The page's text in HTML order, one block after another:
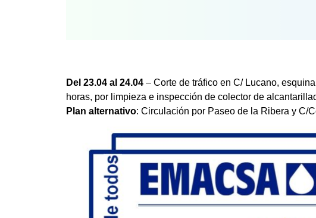
Del 23.04 al 24.04 – Corte de tráfico en C/ Lucano,
horas, por limpieza e inspección de colector de
Plan alternativo: Circulación por Paseo de la Ribera y C/